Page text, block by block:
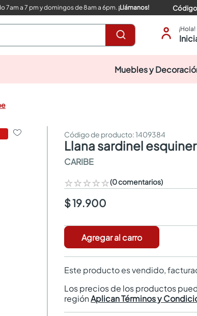
7am a 7 pm y domingos de 8am a 6pm. ¡Llámanos!
¡Hola!
Muebles y
:1409384
llana sardinel
CARIBE
☆☆☆☆☆(0 comentarios)
$ 19.900
Agregar al carro
Este producto es vendido,
Los precios de los productos
regiónAplican Términos y